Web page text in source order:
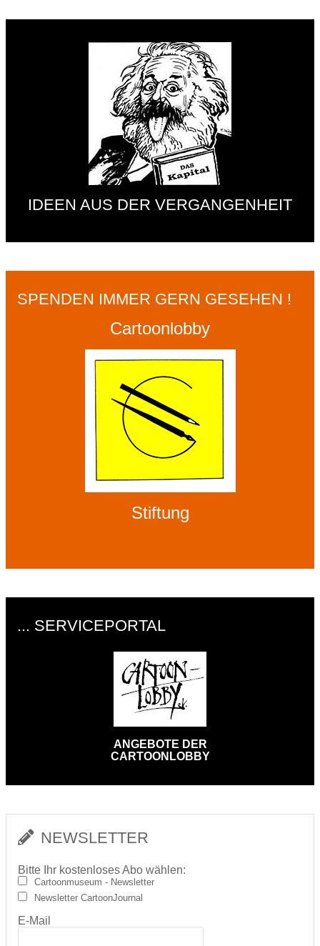
IDEEN AUS DER VERGANGENHEIT
SPENDEN IMMER GERN GESEHEN !
Cartoonlobby
Stiftung
... SERVICEPORTAL
ANGEBOTE DER
CARTOONLOBBY
NEWSLETTER
Bitte Ihr kostenloses Abo wählen:
Cartoonmuseum - Newsletter
Newsletter CartoonJournal
E-Mail